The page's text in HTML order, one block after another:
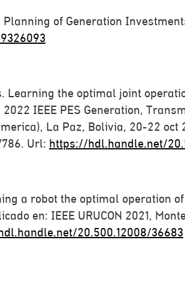
Planning of Generation
Learning the optimal joint
IEEE PES Generation,
La Paz, Bolivia, 20-22 oct
Url: https://hdl.handle.net/
a robot the optimal operation
en: IEEE URUCON 2021,
20.500.12008/36683